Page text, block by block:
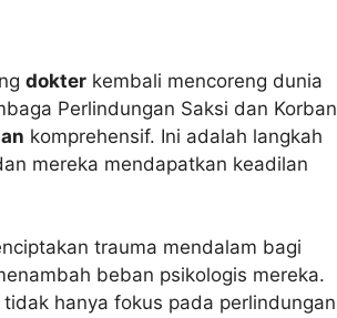
dokter kembali mencoreng dunia
Perlindungan Saksi dan Korban
komprehensif. Ini adalah langkah
mereka mendapatkan keadilan
trauma mendalam bagi
beban psikologis mereka.
hanya fokus pada perlindungan